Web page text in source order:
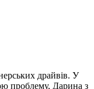
драйвів. У
проблему, Дарина з